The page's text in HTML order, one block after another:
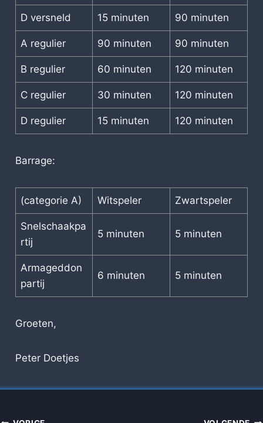
D versneld 15 minuten 90 minuten
A regulier 90 minuten 90 minuten
B regulier 60 minuten 120 minuten
C regulier 30 minuten 120 minuten
D regulier 15 minuten 120 minuten
Barrage:
(categorie A) Witspeler Zwartspeler
Snelschaakpa
rtij
5 minuten 5 minuten
Armageddon
partij
6 minuten 5 minuten
Groeten,
Peter Doetjes